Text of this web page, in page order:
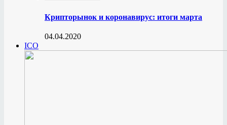
Крипторынок и коронавирус: итоги марта
04.04.2020
ICO